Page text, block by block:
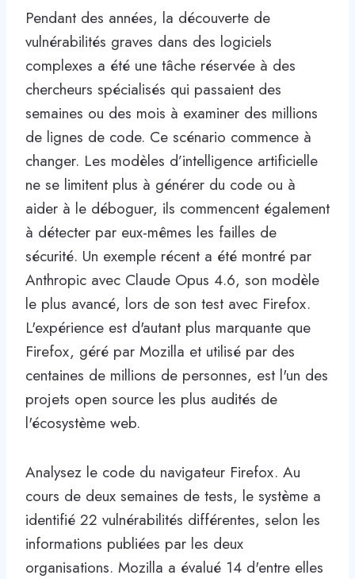
Pendant des années, la découverte de
vulnérabilités graves dans des logiciels
complexes a été une tâche réservée à des
chercheurs spécialisés qui passaient des
semaines ou des mois à examiner des millions
de lignes de code. Ce scénario commence à
changer. Les modèles d’intelligence artificielle
ne se limitent plus à générer du code ou à
aider à le déboguer, ils commencent également
à détecter par eux-mêmes les failles de
sécurité. Un exemple récent a été montré par
Anthropic avec Claude Opus 4.6, son modèle
le plus avancé, lors de son test avec Firefox.
L'expérience est d'autant plus marquante que
Firefox, géré par Mozilla et utilisé par des
centaines de millions de personnes, est l'un des
projets open source les plus audités de
l'écosystème web.
Analysez le code du navigateur Firefox. Au
cours de deux semaines de tests, le système a
identifié 22 vulnérabilités différentes, selon les
informations publiées par les deux
organisations. Mozilla a évalué 14 d'entre elles